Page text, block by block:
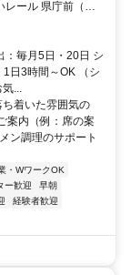
ール 県庁前（沖
約10分 バス停「松
：毎月5日・20日 シ
日3時間～OK （シ
...
着いた雰囲気の
案内（例：席の案
ン調理のサポート
・WワークOK
ー歓迎
早朝
経験者歓迎